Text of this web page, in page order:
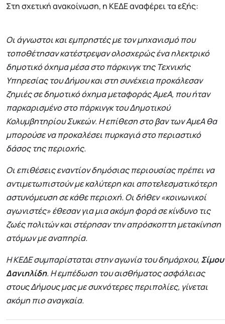
Στη σχετική ανακοίνωση, η ΚΕΔΕ αναφέρει τα εξής:
Οι άγνωστοι και εμπρηστές με τον μηχανισμό που
τοποθέτησαν κατέστρεψαν ολοσχερώς ένα ηλεκτρικό
δημοτικό όχημα μέσα στο πάρκινγκ της Τεχνικής
Υπηρεσίας του Δήμου και στη συνέχεια προκάλεσαν
ζημιές σε δημοτικό όχημα μεταφοράς ΑμεΑ, που ήταν
παρκαρισμένο στο πάρκινγκ του Δημοτικού
Κολυμβητηρίου Συκεών. Η επίθεση στο βαν των ΑμεΑ θα
μπορούσε να προκαλέσει πυρκαγιά στο περιαστικό
δάσος της περιοχής.
Οι επιθέσεις εναντίον δημόσιας περιουσίας πρέπει να
αντιμετωπιστούν με καλύτερη και αποτελεσματικότερη
αστυνόμευση σε κάθε περιοχή. Οι δήθεν «κοινωνικοί
αγωνιστές» έθεσαν για μια ακόμη φορά σε κίνδυνο τις
ζωές πολιτών και στέρησαν την απρόσκοπτη μετακίνηση
ατόμων με αναπηρία.
Η ΚΕΔΕ συμπαρίσταται στην αγωνία του δημάρχου, Σίμου
Δανιηλίδη. Η εμπέδωση του αισθήματος ασφάλειας
στους Δήμους μας με συχνότερες περιπολίες, γίνεται
ακόμη πιο αναγκαία.